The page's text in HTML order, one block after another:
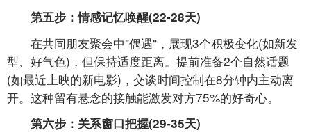
第五步：情感记忆唤醒(22-28天)
在共同朋友聚会中"偶遇"，展现3个积极变化(如新发
型、好气色)，但保持适度距离。提前准备2个自然话题
(如最近上映的新电影)，交谈时间控制在8分钟内主动离
开。这种留有悬念的接触能激发对方75%的好奇心。
第六步：关系窗口把握(29-35天)